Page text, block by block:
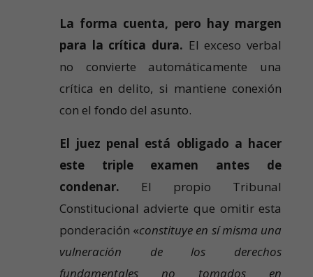
La forma cuenta, pero hay margen
para la crítica dura. El exceso verbal
no convierte automáticamente una
crítica en delito, si mantiene conexión
con el fondo del asunto.
El juez penal está obligado a hacer
este triple examen antes de
condenar. El propio Tribunal
Constitucional advierte que omitir esta
ponderación «constituye en sí misma una
vulneración de los derechos
fundamentales no tomados en